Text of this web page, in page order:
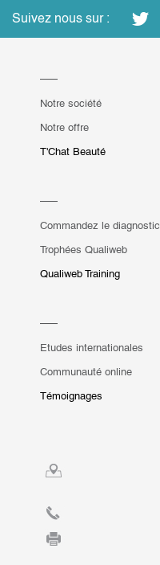
Suivez nous sur :
Notre société
Notre offre
T'Chat Beauté
Commandez le diagnostic
Trophées Qualiweb
Qualiweb Training
Etudes internationales
Communauté online
Témoignages